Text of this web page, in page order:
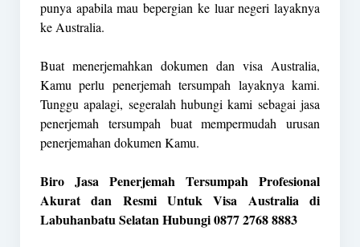
punya apabila mau bepergian ke luar negeri layaknya
ke Australia.
Buat menerjemahkan dokumen dan visa Australia,
Kamu perlu penerjemah tersumpah layaknya kami.
Tunggu apalagi, segeralah hubungi kami sebagai jasa
penerjemah tersumpah buat mempermudah urusan
penerjemahan dokumen Kamu.
Biro Jasa Penerjemah Tersumpah Profesional
Akurat dan Resmi Untuk Visa Australia di
Labuhanbatu Selatan Hubungi 0877 2768 8883